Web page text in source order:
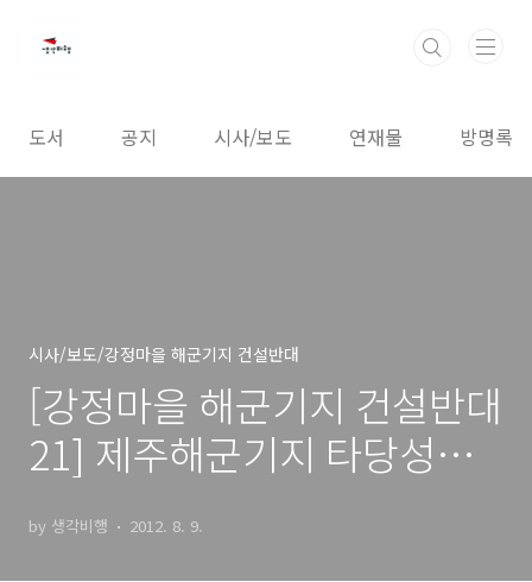
도서 공지 시사/보도 연재물 방명록
시사/보도/강정마을 해군기지 건설반대
[강정마을 해군기지 건설반대
21] 제주해군기지 타당성에
by 생각비행 2012. 8. 9.